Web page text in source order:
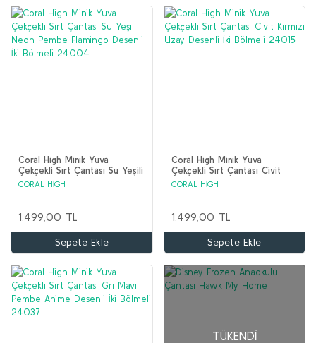
Coral High Minik Yuva
Çekçekli Sırt Çantası Su Yeşili
Neon Pembe Flamingo
CORAL HİGH
1.499,00 TL
Sepete Ekle
Coral High Minik Yuva
Çekçekli Sırt Çantası Civit
Kırmızı Uzay Desenli İki
CORAL HİGH
1.499,00 TL
Sepete Ekle
TÜKENDI